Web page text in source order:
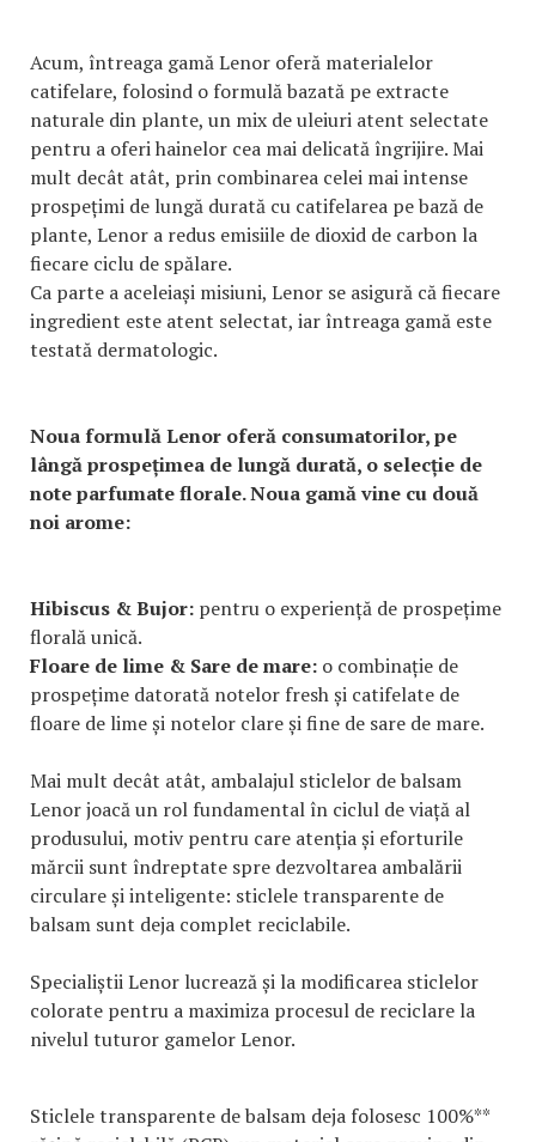
Acum, întreaga gamă Lenor oferă materialelor
catifelare, folosind o formulă bazată pe extracte
naturale din plante, un mix de uleiuri atent selectate
pentru a oferi hainelor cea mai delicată îngrijire. Mai
mult decât atât, prin combinarea celei mai intense
prospețimi de lungă durată cu catifelarea pe bază de
plante, Lenor a redus emisiile de dioxid de carbon la
fiecare ciclu de spălare.
Ca parte a aceleiași misiuni, Lenor se asigură că fiecare
ingredient este atent selectat, iar întreaga gamă este
testată dermatologic.
Noua formulă Lenor oferă consumatorilor, pe
lângă prospețimea de lungă durată, o selecție de
note parfumate florale. Noua gamă vine cu două
noi arome:
Hibiscus & Bujor: pentru o experiență de prospețime
florală unică.
Floare de lime & Sare de mare: o combinație de
prospețime datorată notelor fresh și catifelate de
floare de lime și notelor clare și fine de sare de mare.
Mai mult decât atât, ambalajul sticlelor de balsam
Lenor joacă un rol fundamental în ciclul de viață al
produsului, motiv pentru care atenția și eforturile
mărcii sunt îndreptate spre dezvoltarea ambalării
circulare și inteligente: sticlele transparente de
balsam sunt deja complet reciclabile.
Specialiștii Lenor lucrează și la modificarea sticlelor
colorate pentru a maximiza procesul de reciclare la
nivelul tuturor gamelor Lenor.
Sticlele transparente de balsam deja folosesc 100%**